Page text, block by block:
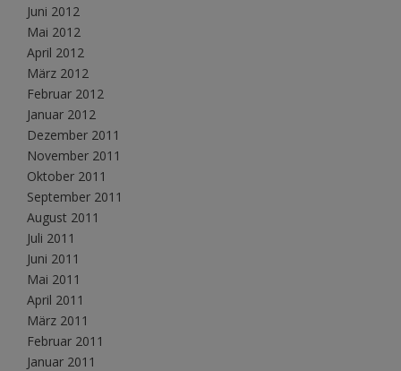
Juni 2012
Mai 2012
April 2012
März 2012
Februar 2012
Januar 2012
Dezember 2011
November 2011
Oktober 2011
September 2011
August 2011
Juli 2011
Juni 2011
Mai 2011
April 2011
März 2011
Februar 2011
Januar 2011